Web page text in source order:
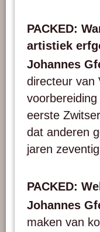
PACKED:
artistiek
Johannes
directeur van
eerste
dat anderen
jaren
PACKED:
Johannes
maken van